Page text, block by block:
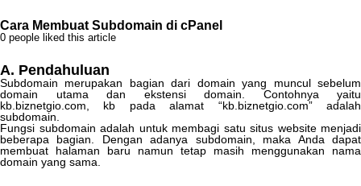
Cara Membuat Subdomain di cPanel
0 people liked this article
A. Pendahuluan
Subdomain merupakan bagian dari domain yang muncul sebelum
domain
utama dan ekstensi domain Contohnya
yaitu
kb biznetgio com kb pada alamat “kb. biznetgio. com”
adalah
subdomain
Fungsi subdomain adalah untuk membagi satu situs website menjadi
beberapa
bagian Dengan adanya subdomain maka Anda
dapat
membuat
halaman baru namun tetap masih menggunakan
nama
domain yang sama